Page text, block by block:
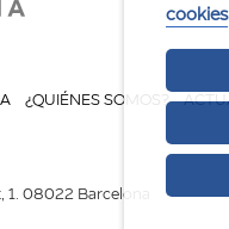
¿QUIÉNES SOMOS?
08022 Barcelona
cookies